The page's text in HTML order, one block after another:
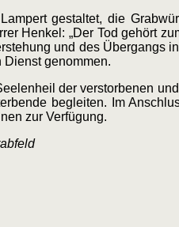
gestaltet, die
Henkel: „Der Tod gehört
und des Übergangs
genommen.
der verstorbenen
begleiten. Im
zur Verfügung.